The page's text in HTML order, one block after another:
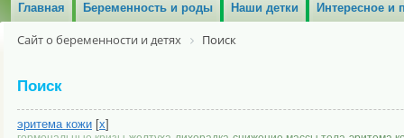
Главная Беременность и роды Наши детки Интересное и
Сайт о беременности и детях Поиск
Поиск
эритема кожи [x]